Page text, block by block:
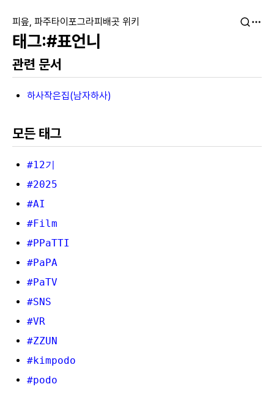
피읖, 파주타이포그라피배곳 위키
#표언니
관련 문서
하사작은집(남자하사)
모든 태그
#12기
#2025
#AI
#Film
#PPaTTI
#PaPA
#PaTV
#SNS
#VR
#ZZUN
#kimpodo
#podo